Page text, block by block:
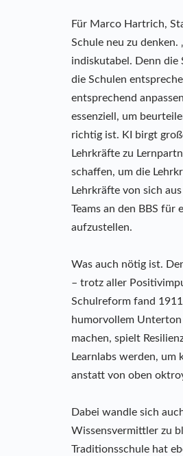
Für Marco Hartrich,
Schule neu zu
indiskutabel. Denn die
die Schulen
entsprechend
essenziell, um
richtig ist. KI birgt
Lehrkräfte zu
schaffen, um die
Lehrkräfte von sich
Teams an den BBS
aufzustellen.
Was auch nötig ist.
– trotz aller
Schulreform fand
humorvollem Unterton
machen, spielt
Learnlabs werden,
anstatt von oben
Dabei wandle sich
Wissensvermittler zu
Traditionsschule hat